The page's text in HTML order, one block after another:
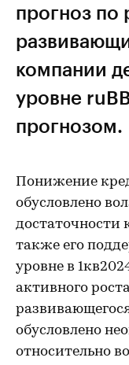
прогноз по
компании
уровне
прогнозом.
Понижение
обусловлено
достаточности
также его
уровне в
активного
обусловлено
относительно